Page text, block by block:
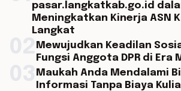
pasar.langkatkab.go.id
Meningkatkan Kinerja ASN
Langkat
Mewujudkan Keadilan
Fungsi Anggota DPR di Era
Maukah Anda Mendalami
Informasi Tanpa Biaya